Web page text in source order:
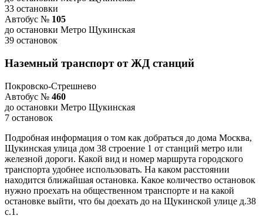
33 остановки
Автобус № 105
до остановки Метро Щукинская
39 остановок
Наземный транспорт от ЖД станций
Покровско-Стрешнево
Автобус № 460
до остановки Метро Щукинская
7 остановок
Подробная информация о том как добраться до дома Москва,
Щукинская улица дом 38 строение 1 от станций метро или
железной дороги. Какой вид и номер маршрута городского
транспорта удобнее использовать. На каком расстоянии
находится ближайшая остановка. Какое количество остановок
нужно проехать на общественном транспорте и на какой
остановке выйти, что бы доехать до на Щукинской улице д.38
с.1.